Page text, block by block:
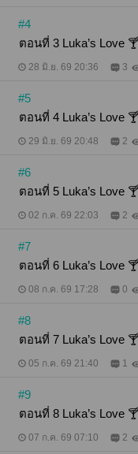
#4
ตอนที่ 3 Luka’s
28 มิ.ย. 69 20:36 3
#5
ตอนที่ 4 Luka’s Love 🍸
29 มิ.ย. 69 20:48 2
#6
ตอนที่ 5 Luka’s Love 🍸
02 ก.ค. 69 22:03 2
#7
ตอนที่ 6 Luka’s Love 🍸
08 ก.ค. 69 17:28 0
#8
ตอนที่ 7 Luka’s Love 🍸
05 ก.ค. 69 21:40 1
#9
ตอนที่ 8 Luka’s Love 🍸
07 ก.ค. 69 07:10 2